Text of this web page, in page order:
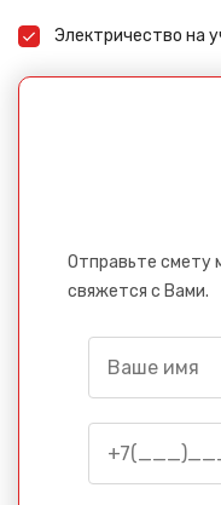
Электричество на
Отправьте смету
свяжется с Вами.